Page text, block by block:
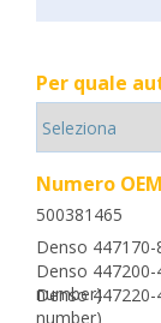
Per quale
Numero
500381465
Denso 447170-
Denso
number)
Denso 447220-
number)